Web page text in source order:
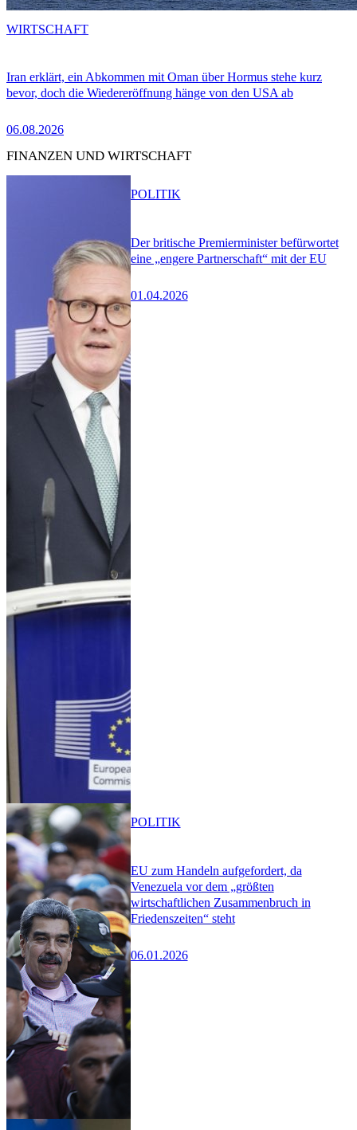
Iran erklärt, ein Abkommen mit Oman über Hormus stehe kurz
bevor, doch die Wiedereröffnung hänge von den USA ab
06.08.2026
WIRTSCHAFT
FINANZEN UND WIRTSCHAFT
Der britische Premierminister befürwortet
eine „engere Partnerschaft“ mit der EU
01.04.2026
POLITIK
EU zum Handeln aufgefordert, da
Venezuela vor dem „größten
wirtschaftlichen Zusammenbruch in
Friedenszeiten“ steht
06.01.2026
POLITIK